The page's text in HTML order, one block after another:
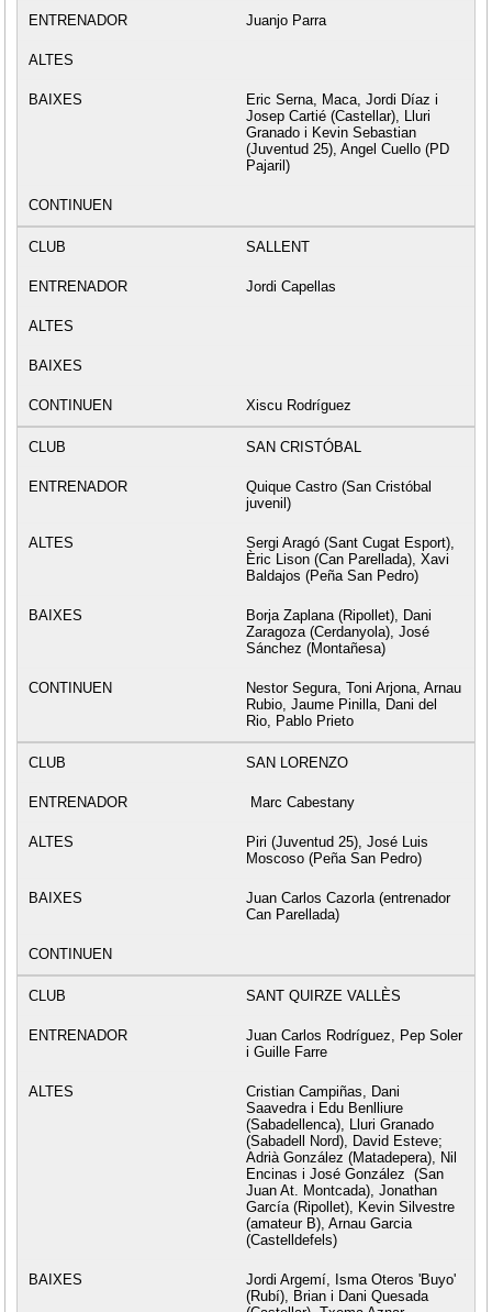
Juanjo Parra
Eric Serna, Maca, Jordi Díaz i
Josep Cartié (Castellar), Lluri
Granado i Kevin Sebastian
(Juventud 25), Angel Cuello (PD
Pajaril)
SALLENT
Jordi Capellas
Xiscu Rodríguez
SAN CRISTÓBAL
Quique Castro (San Cristóbal
juvenil)
Sergi Aragó (Sant Cugat Esport),
Èric Lison (Can Parellada), Xavi
Baldajos (Peña San Pedro)
Borja Zaplana (Ripollet), Dani
Zaragoza (Cerdanyola), José
Sánchez (Montañesa)
Nestor Segura, Toni Arjona, Arnau
Rubio, Jaume Pinilla, Dani del
Rio, Pablo Prieto
SAN LORENZO
Marc Cabestany
Piri (Juventud 25), José Luis
Moscoso (Peña San Pedro)
Juan Carlos Cazorla (entrenador
Can Parellada)
SANT QUIRZE VALLÈS
Juan Carlos Rodríguez, Pep Soler
i Guille Farre
Cristian Campiñas, Dani
Saavedra i Edu Benlliure
(Sabadellenca), Lluri Granado
(Sabadell Nord), David Esteve;
Adrià González (Matadepera), Nil
Encinas i José González (San
Juan At. Montcada), Jonathan
García (Ripollet), Kevin Silvestre
(amateur B), Arnau Garcia
(Castelldefels)
Jordi Argemí, Isma Oteros 'Buyo'
(Rubí), Brian i Dani Quesada